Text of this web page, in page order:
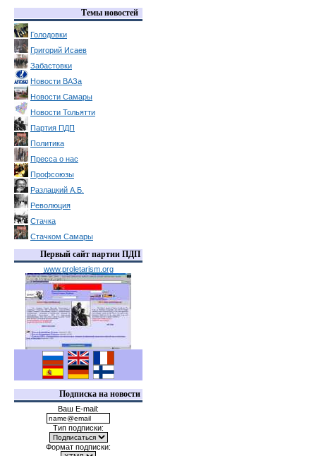
Темы новостей
Голодовки
Григорий Исаев
Забастовки
Новости ВАЗа
Новости Самары
Новости Тольятти
Партия ПДП
Политика
Пресса о нас
Профсоюзы
Разлацкий А.Б.
Революция
Стачка
Стачком Самары
Первый сайт партии ПДП
www.proletarism.org
Подписка на новости
Ваш E-mail:
Тип подписки:
Формат подписки: